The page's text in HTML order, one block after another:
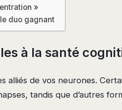
»
duo gagnant
à la santé
alliés de vos neurones.
tandis que d’autres